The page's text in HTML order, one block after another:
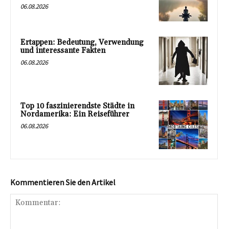
06.08.2026
Ertappen: Bedeutung, Verwendung
und interessante Fakten
06.08.2026
Top 10 faszinierendste Städte in
Nordamerika: Ein Reiseführer
06.08.2026
Kommentieren Sie den Artikel